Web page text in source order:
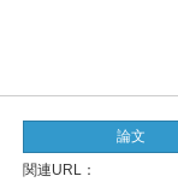
論文
関連URL：